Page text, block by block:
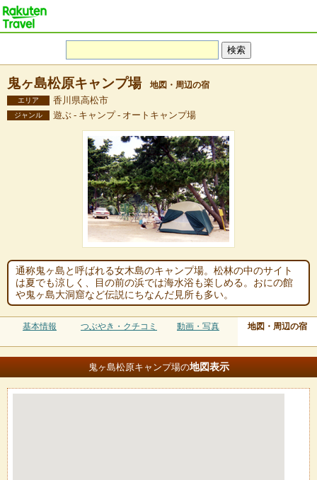
鬼ヶ島松原キャンプ場 地図・周辺の宿
エリア 香川県高松市
ジャンル 遊ぶ - キャンプ - オートキャンプ場
通称鬼ヶ島と呼ばれる女木島のキャンプ場。松林の中のサイト
は夏でも涼しく、目の前の浜では海水浴も楽しめる。おにの館
や鬼ヶ島大洞窟など伝説にちなんだ見所も多い。
基本情報 つぶやき・クチコミ 動画・写真 地図・周辺の宿
鬼ヶ島松原キャンプ場の地図表示